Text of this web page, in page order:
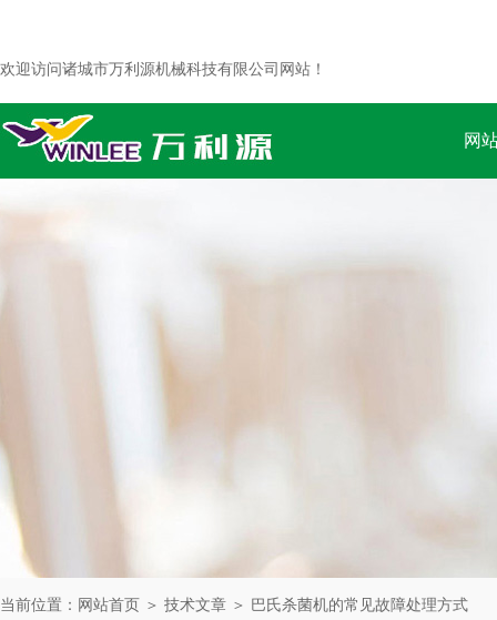
欢迎访问诸城市万利源机械科技有限公司网站！
网
当前位置： 网站首页 ＞ 技术文章 ＞ 巴氏杀菌机的常见故障处理方式